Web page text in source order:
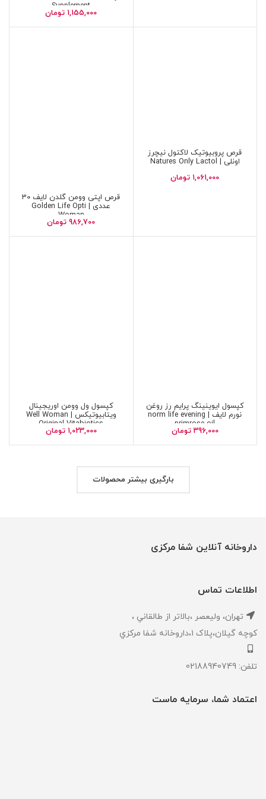
Supplement
1,155,000 تومان
قرص پروبیوتیک لاکتول نیچرز
اونلی | Natures Only Lactol
1,061,000 تومان
قرص اپتی وومن گلدن لایف 30
عددی | Golden Life Opti
Woman
986,700 تومان
کپسول ایوینینگ پرایم رز روغن
نورم لایف | norm life evening
primrose oil
396,000 تومان
کپسول ول وومن اوریجینال
ویتابیوتیکس | Well Woman
Original Vitabiotics
1,023,000 تومان
بارگیری بیشتر محصولات
داروخانه آنلاین شفا مرکزی
اطلاعات تماس
تهران، ‎وليعصر ،بالاتر از طالقاني ،
كوچه گيلان،پلاک ۱،داروخانه شفا مركزي
تلفن: 02188940749
اعتماد شما، سرمایه ماست